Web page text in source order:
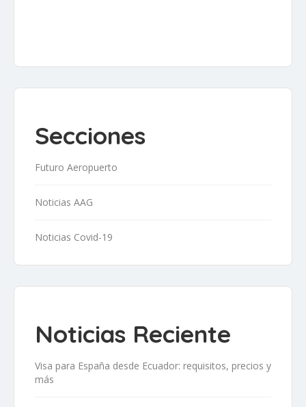
Secciones
Futuro Aeropuerto
Noticias AAG
Noticias Covid-19
Noticias Reciente
Visa para España desde Ecuador: requisitos, precios y
más